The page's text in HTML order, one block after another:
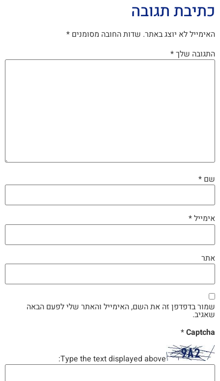
כתיבת תגובה
האימייל לא יוצג באתר. שדות החובה מסומנים *
התגובה שלך*
שם *
אימייל*
אתר
שמור בדפדפן זה את השם, האימייל והאתר שלי לפעם הבאה
שאגיב.
Captcha
*
Type the text displayed above: